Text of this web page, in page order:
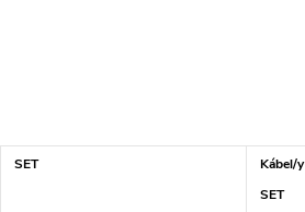
SET
Kábel/y
SET